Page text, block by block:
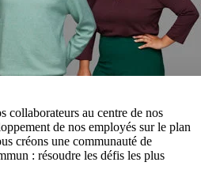
collaborateurs au centre de nos
de nos employés sur le plan
créons une communauté de
: résoudre les défis les plus